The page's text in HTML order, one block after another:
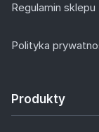
Regulamin sklepu
Polityka
Produkty